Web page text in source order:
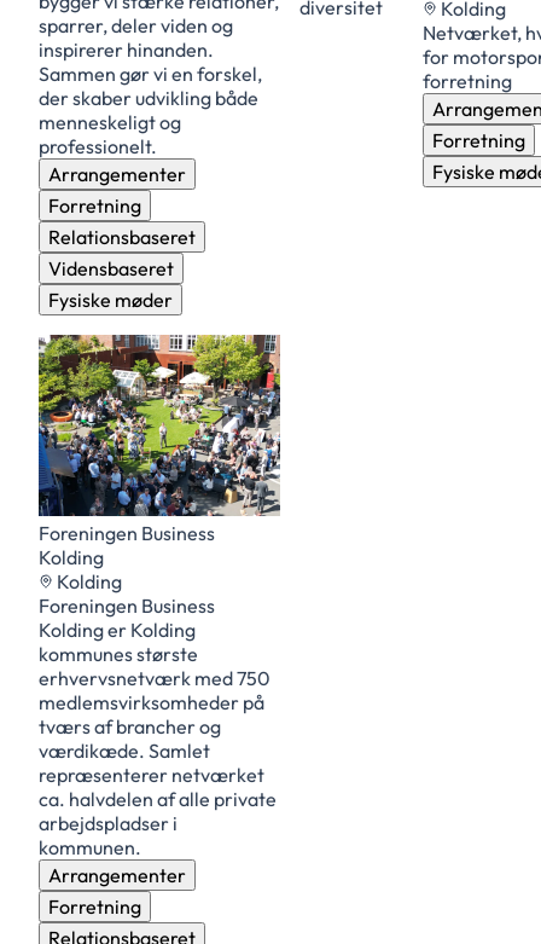
sparrer, deler viden og
inspirerer hinanden.
Sammen gør vi en forskel,
der skaber udvikling både
menneskeligt og
professionelt.
Arrangementer
Forretning
Relationsbaseret
Vidensbaseret
Fysiske møder
diversitet
Kolding
Netværket,
for
forretning
Forretning
Fysiske
Foreningen Business
Kolding
Kolding
Foreningen Business
Kolding er Kolding
kommunes største
erhvervsnetværk med 750
medlemsvirksomheder på
tværs af brancher og
værdikæde. Samlet
repræsenterer netværket
ca. halvdelen af alle private
arbejdspladser i
kommunen.
Arrangementer
Forretning
Relationsbaseret